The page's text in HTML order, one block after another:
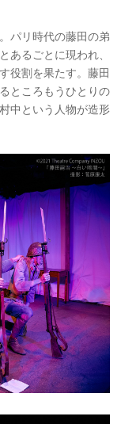
パリ時代の藤田の弟
あるごとに現われ、
役割を果たす。藤田
ところもうひとりの
中という人物が造形